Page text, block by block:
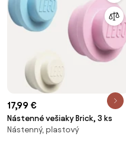
17,99 €
Nástenné vešiaky Brick, 3 ks
Nástenný, plastový